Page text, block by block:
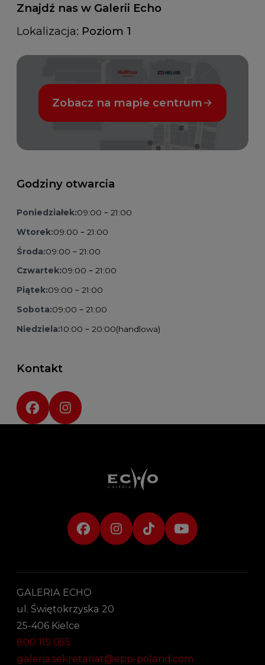
Znajdź nas w Galerii Echo
Lokalizacja: Poziom 1
Zobacz na mapie centrum
Godziny otwarcia
Poniedziałek:09:00 – 21:00
Wtorek:09:00 – 21:00
Środa:09:00 – 21:00
Czwartek:09:00 – 21:00
Piątek:09:00 – 21:00
Sobota:09:00 – 21:00
Niedziela:10:00 – 20:00(handlowa)
Kontakt
Social media:
GALERIA ECHO
ul. Świętokrzyska 20
25-406 Kielce
800 115 055
galeria.sekretariat@epp-poland.com